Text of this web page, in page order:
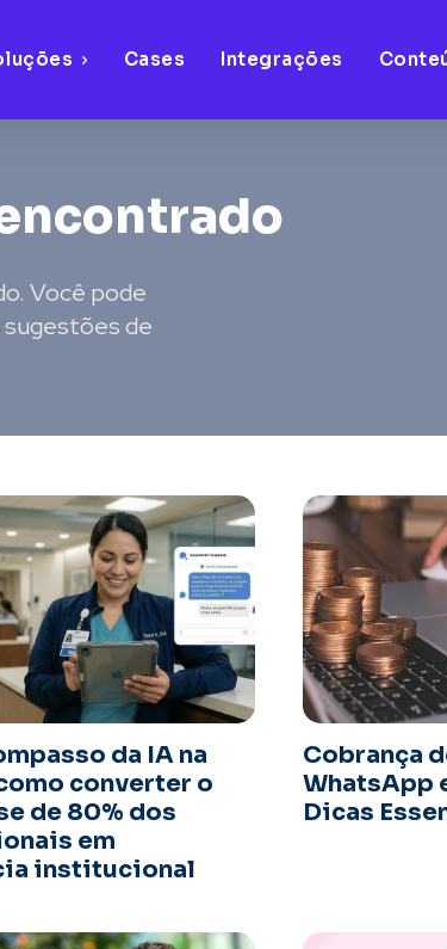
Cases Integrações
Você pode
sugestões de
da IA na
converter o
de 80% dos
em
institucional
Cobrança
WhatsApp
Dicas